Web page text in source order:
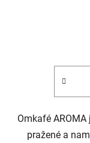
Omkafé
pražené a